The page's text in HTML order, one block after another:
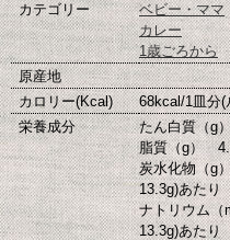
カテゴリー
ベビー・ママ
カレー
1歳ごろから
原産地
カロリー(Kcal)
68kcal/1皿分(
栄養成分
たん白質（g
脂質（g）
炭水化物（g
13.3g)あたり
ナトリウム
13.3g)あたり